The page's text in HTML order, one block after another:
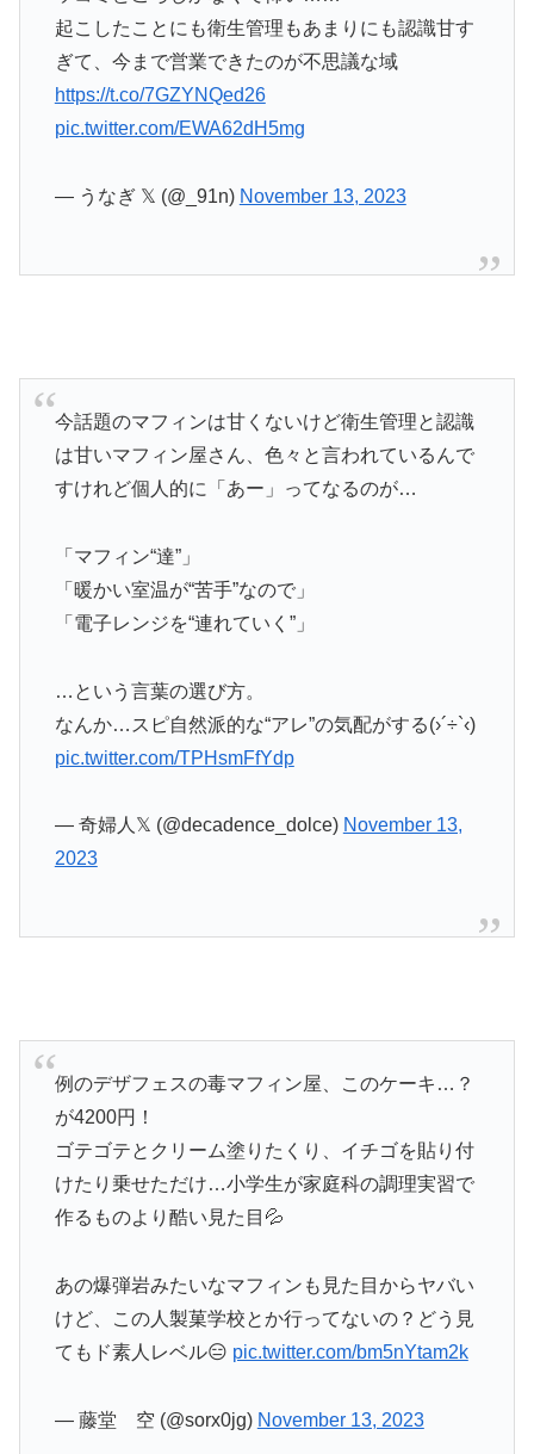
起こしたことにも衛生管理もあまりにも認識甘す
ぎて、今まで営業できたのが不思議な域
https://t.co/7GZYNQed26
pic.twitter.com/EWA62dH5mg
— うなぎ 𝕏 (@_91n) November 13, 2023
今話題のマフィンは甘くないけど衛生管理と認識
は甘いマフィン屋さん、色々と言われているんで
すけれど個人的に「あー」ってなるのが…
「マフィン“達”」
「暖かい室温が“苦手”なので」
「電子レンジを“連れていく”」
…という言葉の選び方。
なんか…スピ自然派的な“アレ”の気配がする(›´÷`‹)
pic.twitter.com/TPHsmFfYdp
— 奇婦人𝕏 (@decadence_dolce) November 13,
2023
例のデザフェスの毒マフィン屋、このケーキ…？
が4200円！
ゴテゴテとクリーム塗りたくり、イチゴを貼り付
けたり乗せただけ…小学生が家庭科の調理実習で
作るものより酷い見た目💦
あの爆弾岩みたいなマフィンも見た目からヤバい
けど、この人製菓学校とか行ってないの？どう見
てもド素人レベル😑 pic.twitter.com/bm5nYtam2k
— 藤堂 空 (@sorx0jg) November 13, 2023